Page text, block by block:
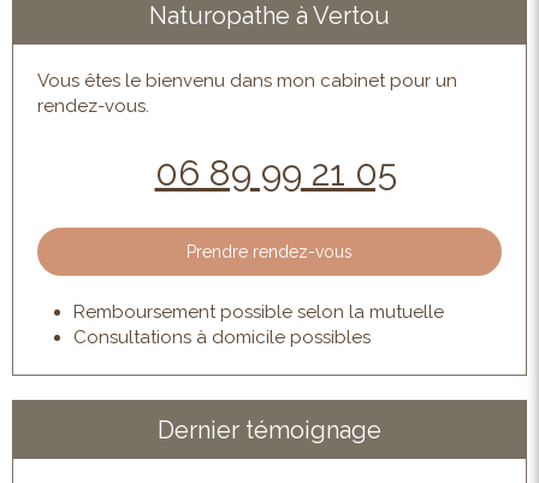
Naturopathe à Vertou
Vous êtes le bienvenu dans mon cabinet pour un
rendez-vous.
06 89 99 21 05
Prendre rendez-vous
Remboursement possible selon la mutuelle
Consultations à domicile possibles
Dernier témoignage